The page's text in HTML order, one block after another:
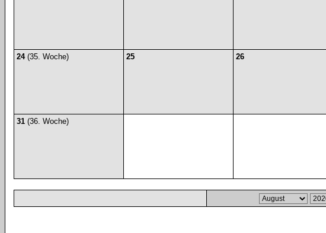
24(35. Woche) 25 26
31(36. Woche)